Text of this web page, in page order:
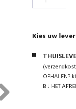
Kies uw
OPHALEN?
BIJ HET